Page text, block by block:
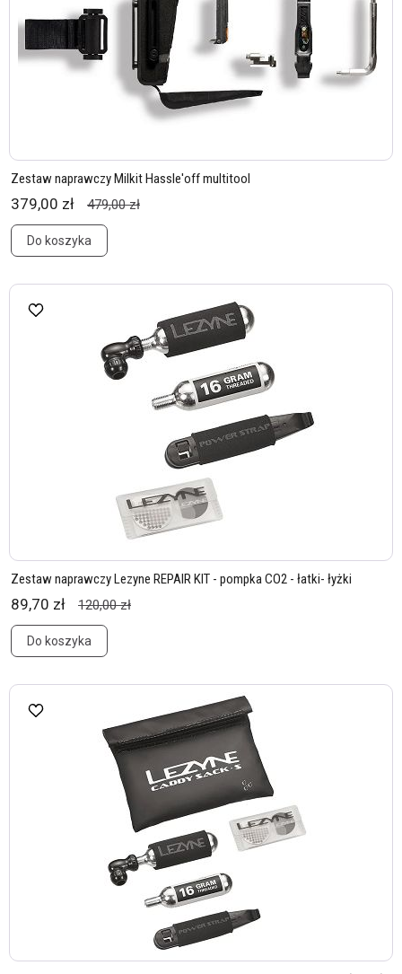
Zestaw naprawczy Milkit Hassle'off multitool
379,00 zł 479,00 zł
Do koszyka
Zestaw naprawczy Lezyne REPAIR KIT - pompka CO2 - łatki- łyżki
89,70 zł 120,00 zł
Do koszyka